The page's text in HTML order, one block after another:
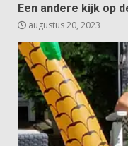
Een andere kijk op
augustus 20, 2023